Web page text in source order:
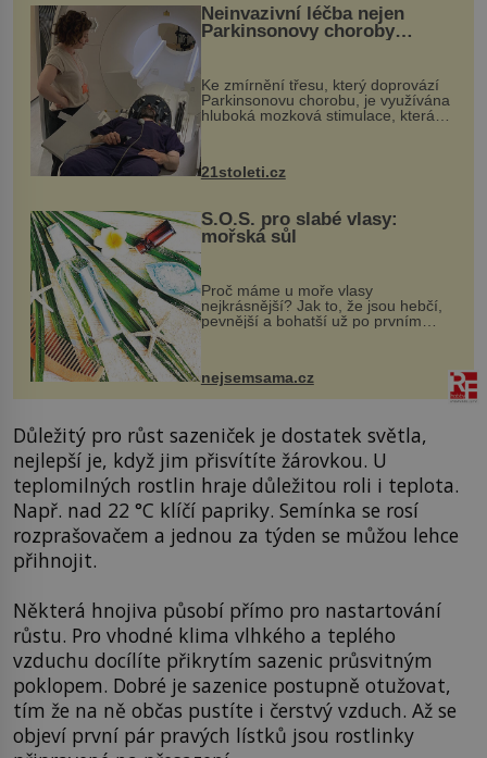
Neinvazivní léčba nejen
Parkinsonovy choroby
Ke zmírnění třesu, který doprovází
Parkinsonovu chorobu, je využívána
hluboká mozková stimulace, která
však vyžaduje vysoce invazivní
k dostatečně přesnému zacílení ...
21stoleti.cz
S.O.S. pro slabé vlasy:
mořská sůl
Proč máme u moře vlasy
nejkrásnější? Jak to, že jsou hebčí,
pevnější a bohatší už po prvním
vlasy. ...
nejsemsama.cz
Důležitý pro růst sazeniček je dostatek světla,
nejlepší je, když jim přisvítíte žárovkou. U
teplomilných rostlin hraje důležitou roli i teplota.
Např. nad 22 °C klíčí papriky. Semínka se rosí
rozprašovačem a jednou za týden se můžou lehce
přihnojit.
Některá hnojiva působí přímo pro nastartování
růstu. Pro vhodné klima vlhkého a teplého
vzduchu docílíte přikrytím sazenic průsvitným
poklopem. Dobré je sazenice postupně otužovat,
tím že na ně občas pustíte i čerstvý vzduch. Až se
objeví první pár pravých lístků jsou rostlinky